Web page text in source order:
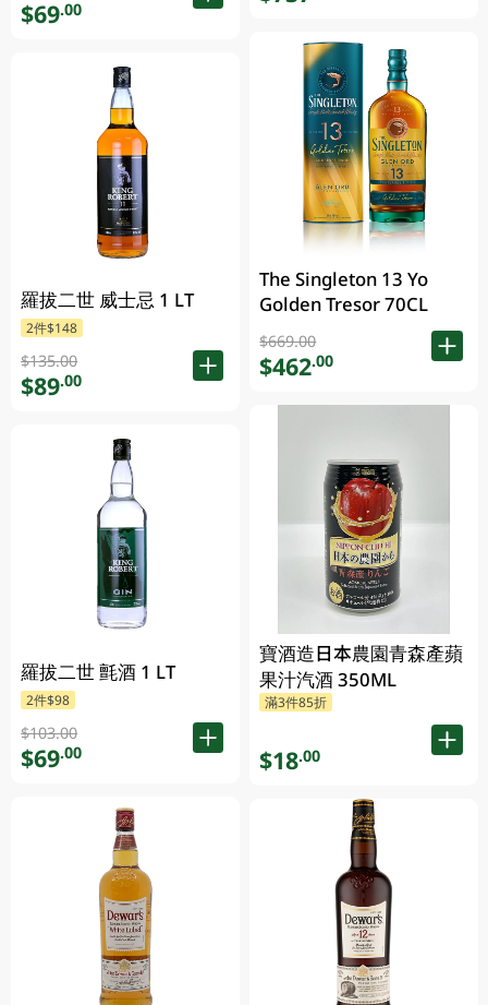
$69.00
羅拔二世 威士忌 1 LT
2件$148
$135.00
$89.00
羅拔二世 氈酒 1 LT
2件$98
$103.00
$69.00
The Singleton 13 Yo
Golden Tresor 70CL
$669.00
$462.00
寶酒造日本農園青森產蘋
果汁汽酒 350ML
滿3件85折
$18.00